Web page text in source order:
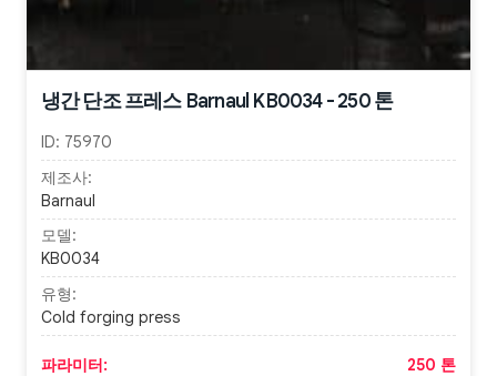
냉간 단조 프레스 Barnaul KB0034 - 250 톤
ID: 75970
제조사:
Barnaul
모델:
KB0034
유형:
Cold forging press
파라미터: 250 톤